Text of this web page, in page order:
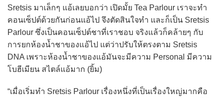
Sretsis มาเล็กๆ แอ้เลยบอกว่า เปิดมั้ย Tea Parlour เราจะทำ
คอนเซ็ปต์ด้วยกันก่อนแอ้ไป จึงตัดสินใจทำ และก็เป็น Sretsis
Parlour ซึ่งเป็นคอนเซ็ปต์ชาที่เราชอบ จริงแล้วก็คล้ายๆ กับ
การยกห้องน้ำชาของแอ้ไป แต่ว่าปรับให้ตรงตาม Sretsis
DNA เพราะห้องน้ำชาของแอ้มันจะมีความ Personal มีความ
โบฮีเมียน สไตล์แอ้มาก (ยิ้ม)
“เมื่อเริ่มทำ Sretsis Parlour เรื่องหนึ่งที่เป็นเรื่องใหญ่มากคือ